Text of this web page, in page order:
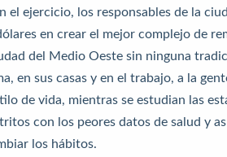
el ejercicio, los responsables de la
en crear el mejor complejo de
del Medio Oeste sin ninguna
en sus casas y en el trabajo, a la
de vida, mientras se estudian las
con los peores datos de salud y
los hábitos.